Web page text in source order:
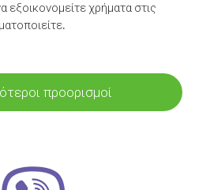
εξοικονομείτε χρήματα στις
προορισμοί